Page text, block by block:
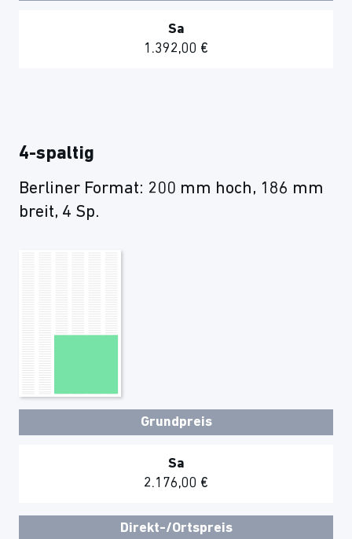
Sa
1.392,00 €
4-spaltig
Berliner Format: 200 mm hoch, 186 mm
breit, 4 Sp.
Grundpreis
Sa
2.176,00 €
Direkt-/Ortspreis